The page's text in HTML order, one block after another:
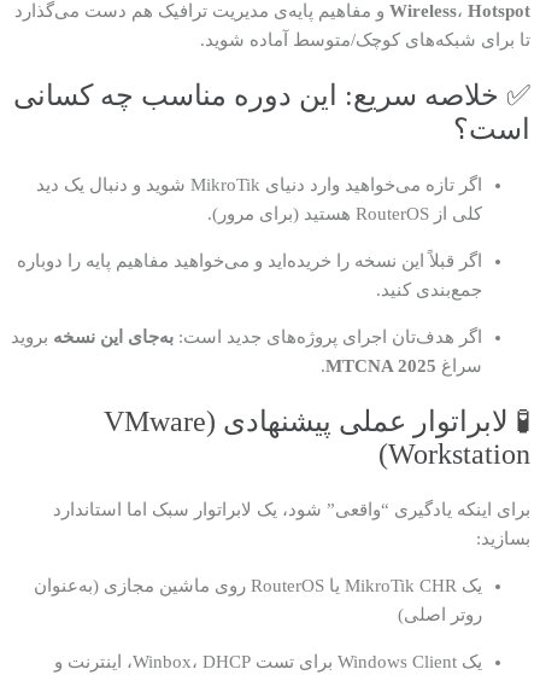
Wireless، Hotspot
و مفاهیم پایه‌ی مدیریت ترافیک هم دست می‌گذارد
تا برای شبکه‌های کوچک/متوسط آماده شوید.
✅ خلاصه سریع: این دوره مناسب چه کسانی
است؟
اگر تازه می‌خواهید وارد دنیای MikroTik شوید و دنبال یک دید
کلی از RouterOS هستید (برای مرور).
اگر قبلاً این نسخه را خریده‌اید و می‌خواهید مفاهیم پایه را دوباره
جمع‌بندی کنید.
اگر هدف‌تان اجرای پروژه‌های جدید است: به‌جای این نسخه بروید
سراغ MTCNA 2025
.
🧪 لابراتوار عملی پیشنهادی (VMware
Workstation)
برای اینکه یادگیری “واقعی” شود، یک لابراتوار سبک اما استاندارد
بسازید:
یک MikroTik CHR یا RouterOS روی ماشین مجازی (به‌عنوان
روتر اصلی)
یک Windows Client برای تست Winbox، DHCP، اینترنت و